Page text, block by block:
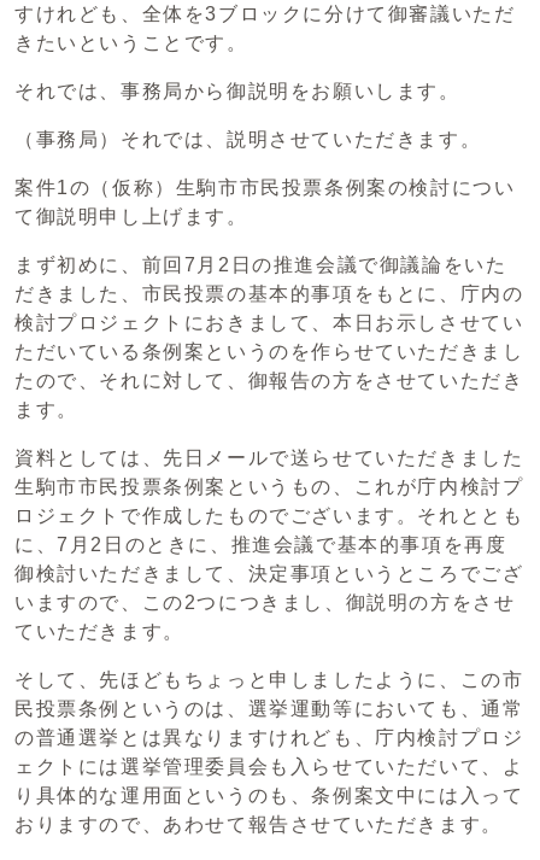
すけれども、全体を3ブロックに分けて御審議いただ
きたいということです。
それでは、事務局から御説明をお願いします。
（事務局）それでは、説明させていただきます。
案件1の（仮称）生駒市市民投票条例案の検討につい
て御説明申し上げます。
まず初めに、前回7月2日の推進会議で御議論をいた
だきました、市民投票の基本的事項をもとに、庁内の
検討プロジェクトにおきまして、本日お示しさせてい
ただいている条例案というのを作らせていただきまし
たので、それに対して、御報告の方をさせていただき
ます。
資料としては、先日メールで送らせていただきました
生駒市市民投票条例案というもの、これが庁内検討プ
ロジェクトで作成したものでございます。それととも
に、7月2日のときに、推進会議で基本的事項を再度
御検討いただきまして、決定事項というところでござ
いますので、この2つにつきまし、御説明の方をさせ
ていただきます。
そして、先ほどもちょっと申しましたように、この市
民投票条例というのは、選挙運動等においても、通常
の普通選挙とは異なりますけれども、庁内検討プロジ
ェクトには選挙管理委員会も入らせていただいて、よ
り具体的な運用面というのも、条例案文中には入って
おりますので、あわせて報告させていただきます。